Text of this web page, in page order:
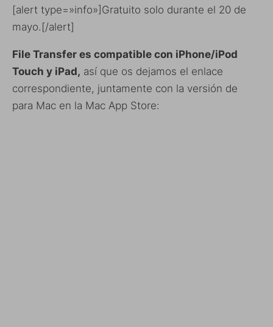
[alert type=»info»]Gratuito solo durante el 20 de
mayo.[/alert]
File Transfer es compatible con iPhone/iPod
Touch y iPad, así que os dejamos el enlace
correspondiente, juntamente con la versión de
para Mac en la Mac App Store: